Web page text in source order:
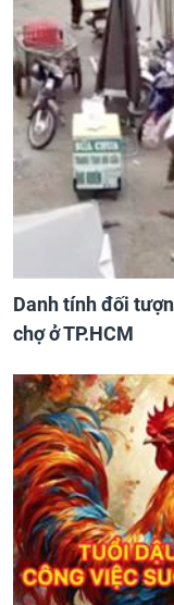
Danh tính đối
chợ ở TP.HCM